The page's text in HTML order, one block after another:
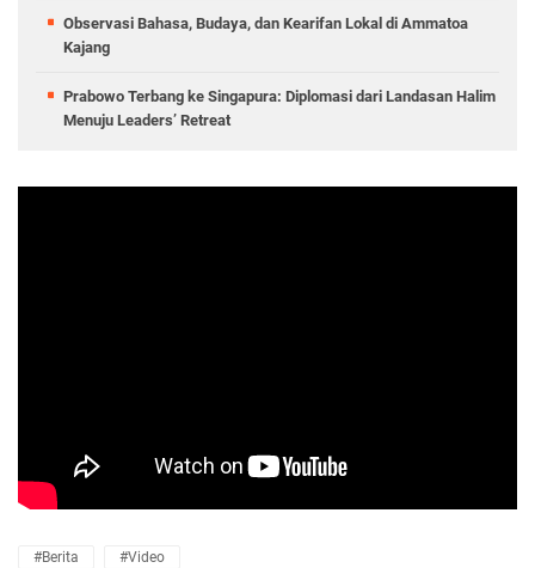
Observasi Bahasa, Budaya, dan Kearifan Lokal di Ammatoa
Kajang
Prabowo Terbang ke Singapura: Diplomasi dari Landasan Halim
Menuju Leaders’ Retreat
#Berita #Video